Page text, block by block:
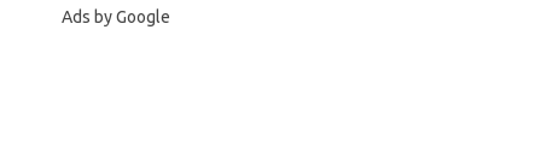
Ads by Google